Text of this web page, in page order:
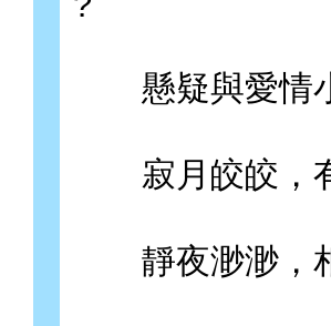
懸疑與愛情
寂月皎皎，
靜夜渺渺，